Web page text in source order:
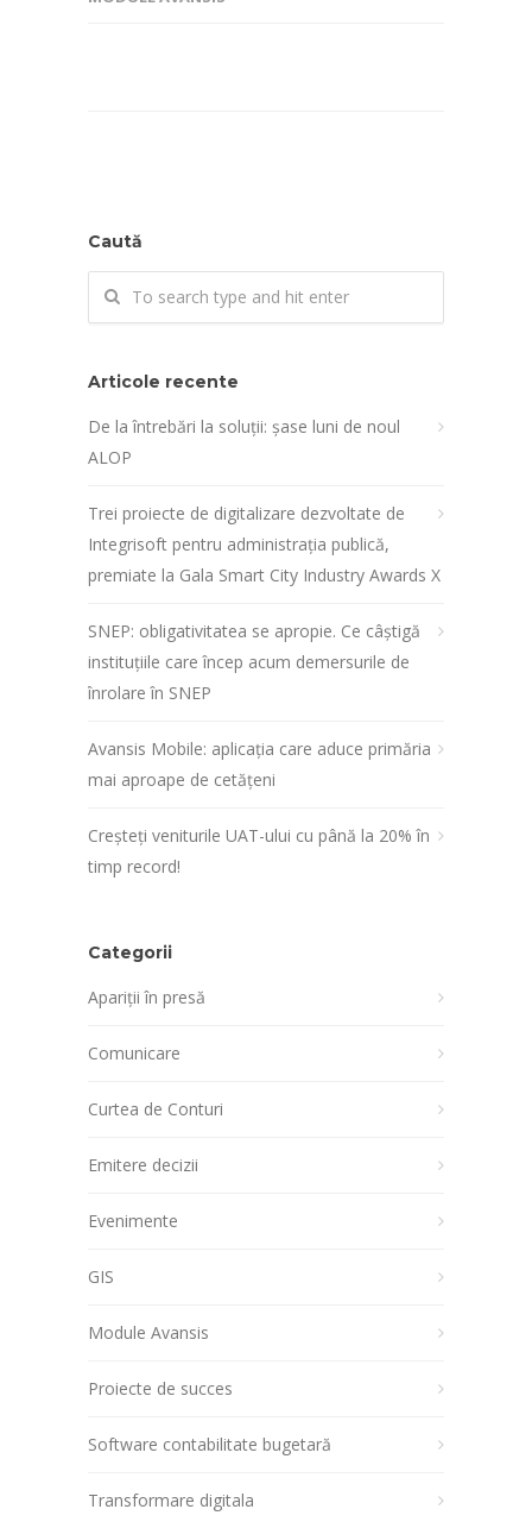
Caută
Articole recente
De la întrebări la soluții: șase luni de noul
ALOP
Trei proiecte de digitalizare dezvoltate de
Integrisoft pentru administrația publică,
premiate la Gala Smart City Industry Awards X
SNEP: obligativitatea se apropie. Ce câștigă
instituțiile care încep acum demersurile de
înrolare în SNEP
Avansis Mobile: aplicația care aduce primăria
mai aproape de cetățeni
Creșteți veniturile UAT-ului cu până la 20% în
timp record!
Categorii
Apariții în presă
Comunicare
Curtea de Conturi
Emitere decizii
Evenimente
GIS
Module Avansis
Proiecte de succes
Software contabilitate bugetară
Transformare digitala